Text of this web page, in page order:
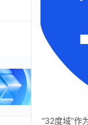
“32度域”作